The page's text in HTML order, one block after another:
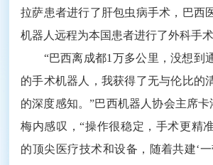
拉萨患者进行了肝包虫病手术，巴西
机器人远程为本国患者进行了外科手
“巴西离成都1万多公里，没想到
的手术机器人，我获得了无与伦比的
的深度感知。”巴西机器人协会主席卡
梅内感叹，“操作很稳定，手术更精
的顶尖医疗技术和设备，随着共建‘